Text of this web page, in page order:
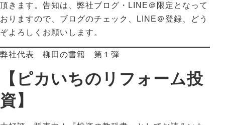
頂きます。告知は、弊社ブログ・LINE＠限定となって
おりますので、ブログのチェック、LINE＠登録、どう
ぞよろしくお願いします。
弊社代表 柳田の書籍 第１弾
【ピカいちのリフォーム投
資】